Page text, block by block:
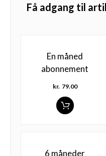
Få adgang til
En måned
abonnement
kr. 79.00
6 måneder